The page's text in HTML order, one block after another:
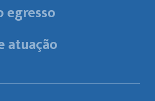
egresso
atuação